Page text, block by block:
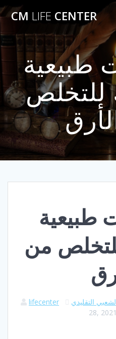
CM LIFE CENTER
طبيعية
طبيعية
من
lifecenter التقليدي
28, 2021